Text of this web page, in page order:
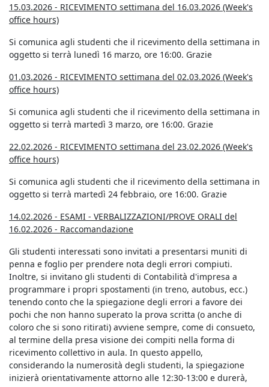
15.03.2026 - RICEVIMENTO settimana del 16.03.2026 (Week's
office hours)
Si comunica agli studenti che il ricevimento della settimana in
oggetto si terrà lunedì 16 marzo, ore 16:00. Grazie
01.03.2026 - RICEVIMENTO settimana del 02.03.2026 (Week's
office hours)
Si comunica agli studenti che il ricevimento della settimana in
oggetto si terrà martedì 3 marzo, ore 16:00. Grazie
22.02.2026 - RICEVIMENTO settimana del 23.02.2026 (Week's
office hours)
Si comunica agli studenti che il ricevimento della settimana in
oggetto si terrà martedì 24 febbraio, ore 16:00. Grazie
14.02.2026 - ESAMI - VERBALIZZAZIONI/PROVE ORALI del
16.02.2026 - Raccomandazione
Gli studenti interessati sono invitati a presentarsi muniti di
penna e foglio per prendere nota degli errori compiuti.
Inoltre, si invitano gli studenti di Contabilità d'impresa a
programmare i propri spostamenti (in treno, autobus, ecc.)
tenendo conto che la spiegazione degli errori a favore dei
pochi che non hanno superato la prova scritta (o anche di
coloro che si sono ritirati) avviene sempre, come di consueto,
al termine della presa visione dei compiti nella forma di
ricevimento collettivo in aula. In questo appello,
considerando la numerosità degli studenti, la spiegazione
inizierà orientativamente attorno alle 12:30-13:00 e durerà,